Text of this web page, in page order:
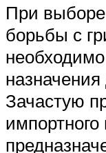
При
борьбы с
Зачастую
импортного